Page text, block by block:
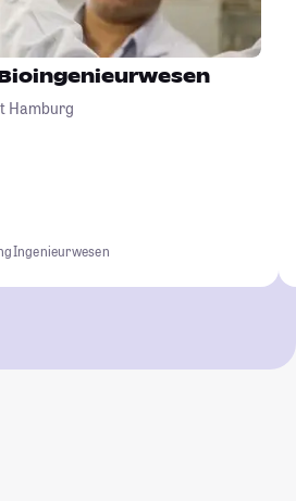
Hamburg
Ingenieurwesen